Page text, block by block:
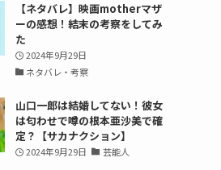
【ネタバレ】映画motherマザ
ーの感想！結末の考察をしてみ
た
2024年9月29日
ネタバレ・考察
山口一郎は結婚してない！彼女
は匂わせで噂の根本亜沙美で確
定？【サカナクション】
2024年9月29日 芸能人